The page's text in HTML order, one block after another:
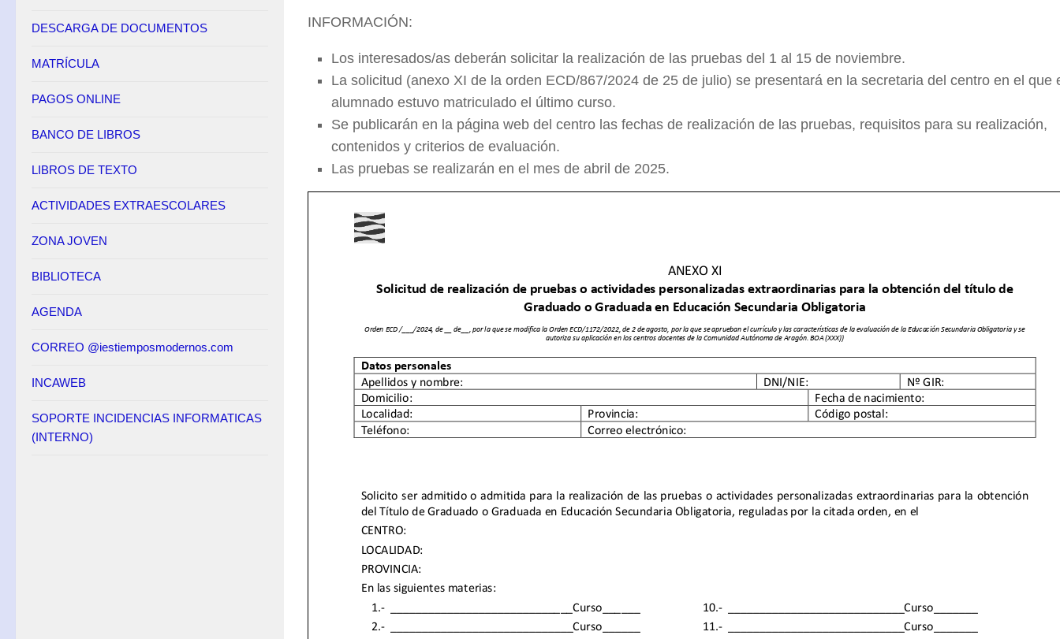
INFORMACIÓN:
Los interesados/as deberán solicitar la realización de las pruebas del 1 al 15 de noviembre.
La solicitud (anexo XI de la orden ECD/867/2024 de 25 de julio) se presentará en la secretaria del centro en el que
alumnado estuvo matriculado el último curso.
Se publicarán en la página web del centro las fechas de realización de las pruebas, requisitos para su realización,
contenidos y criterios de evaluación.
Las pruebas se realizarán en el mes de abril de 2025.
DESCARGA DE DOCUMENTOS
MATRÍCULA
PAGOS ONLINE
BANCO DE LIBROS
LIBROS DE TEXTO
ACTIVIDADES EXTRAESCOLARES
ZONA JOVEN
BIBLIOTECA
AGENDA
CORREO @iestiemposmodernos.com
INCAWEB
SOPORTE INCIDENCIAS INFORMATICAS
(INTERNO)